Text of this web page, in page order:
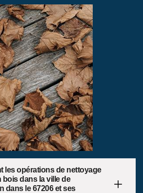
les opérations de nettoyage
bois dans la ville de
dans le 67206 et ses